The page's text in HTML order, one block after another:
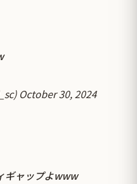
October 30, 2024
ギャップよwww